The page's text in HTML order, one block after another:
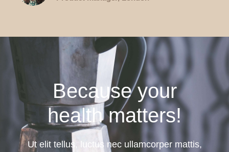
Because your
health matters!
Ut elit tellus, luctus nec ullamcorper mattis,